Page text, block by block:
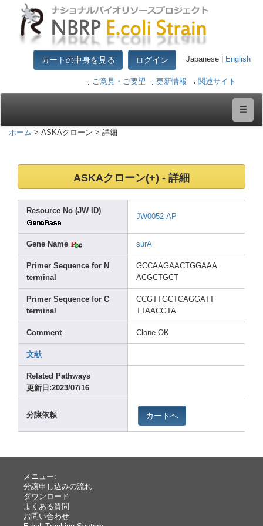
カートの中身を見る ログイン Japanese | English
ご意見・ご要望 更新情報 関連サイト
ホーム > ASKAクローン > 詳細
ASKAクローン(+) - 詳細
Resource No (JW ID)
JW0052-AP
Gene Name surA
Primer Sequence for N
terminal
GCCAAGAACT GGAAA
ACGCT GCT
Primer Sequence for C
terminal
CCGTT GCTCAGGATT
TTAACGTA
Comment Clone OK
文献
Related Pathways
更新日:2023/07/16
分譲依頼 カートへ
メニュー:
分譲申し込みの流れ
ダウンロード
よくある質問
お問い合わせ